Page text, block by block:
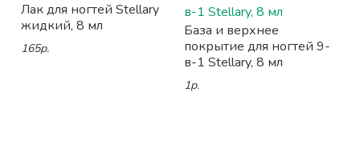
Лак для ногтей Stellary
жидкий, 8 мл
165р.
База и верхнее
покрытие для ногтей 9-
в-1 Stellary, 8 мл
1р.